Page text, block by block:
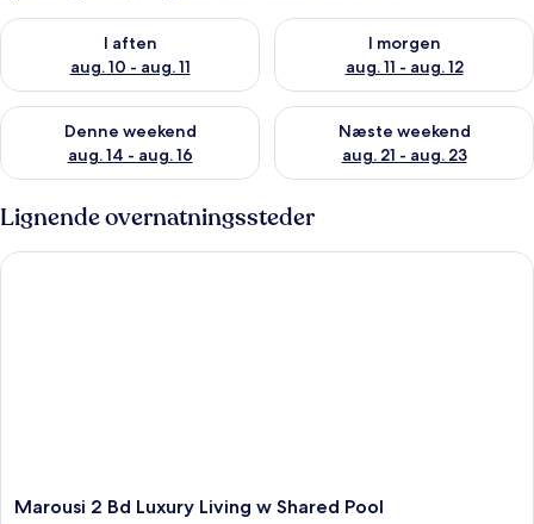
I aften
aug. 10 - aug. 11
Tjek tilgængelighed for i aften aug. 10 - aug. 11
I morgen
aug. 11 - aug. 12
Tjek tilgængelighed for i
Denne weekend
aug. 14 - aug. 16
Tjek tilgængelighed for denne weekend aug. 14 - aug. 16
Næste weekend
aug. 21 - aug. 23
Tjek tilgængelighed for næste
Lignende overnatningssteder
Marousi
Marousi 2 Bd Luxury Living w Shared Pool
Marousi 2 Bd Luxury Living w Shared Pool